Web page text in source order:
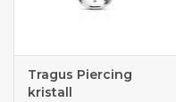
Tragus Piercing
kristall